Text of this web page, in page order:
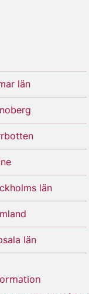
län
län
län